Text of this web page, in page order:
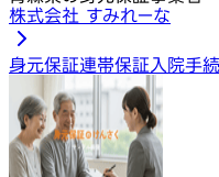
株式会社 すみれーな
身元保証連帯保証 入院手